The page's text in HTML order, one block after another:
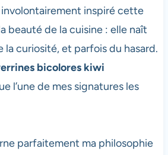
involontairement inspiré cette
beauté de la cuisine : elle naît
la curiosité, et parfois du hasard.
bicolores kiwi
l’une de mes signatures les
parfaitement ma philosophie